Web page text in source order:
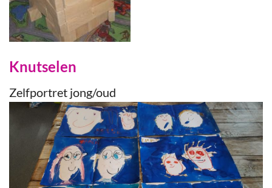
Knutselen
Zelfportret jong/oud